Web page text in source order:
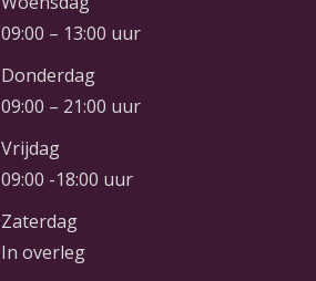
09:00 – 13:00 uur
Donderdag
09:00 – 21:00 uur
Vrijdag
09:00 -18:00 uur
Zaterdag
In overleg